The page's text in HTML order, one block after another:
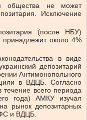
общества не может
Исключение
(после НБУ)
около 4%
в виде
депозитарий
Антимонопольного
в ВДЦБ. Согласно
всего периода
года) АМКУ изучал
рынок депозитарных
и ВДЦБ.